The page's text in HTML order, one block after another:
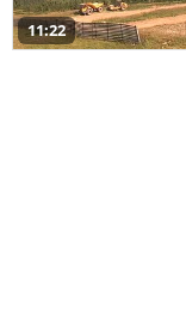
11:22